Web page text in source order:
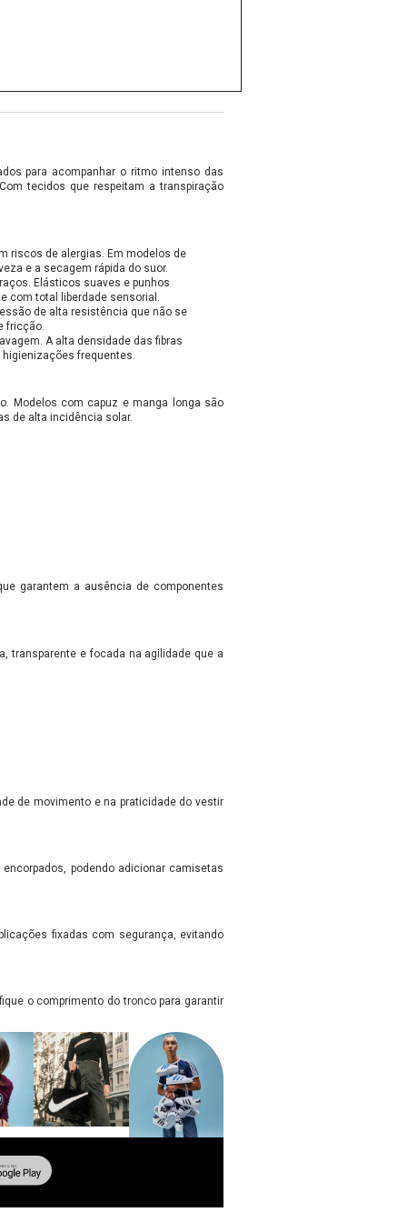
para acompanhar o ritmo intenso das
tecidos que respeitam a transpiração
riscos de alergias. Em modelos de
e a secagem rápida do suor.
Elásticos suaves e punhos
com total liberdade sensorial.
de alta resistência que não se
fricção.
A alta densidade das fibras
frequentes.
Modelos com capuz e manga longa são
de alta incidência solar.
garantem a ausência de componentes
transparente e focada na agilidade que a
de movimento e na praticidade do vestir
podendo adicionar camisetas
fixadas com segurança, evitando
o comprimento do tronco para garantir